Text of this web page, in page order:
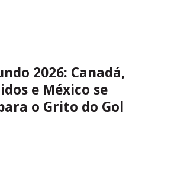
2026: Canadá,
e México se
o Grito do Gol